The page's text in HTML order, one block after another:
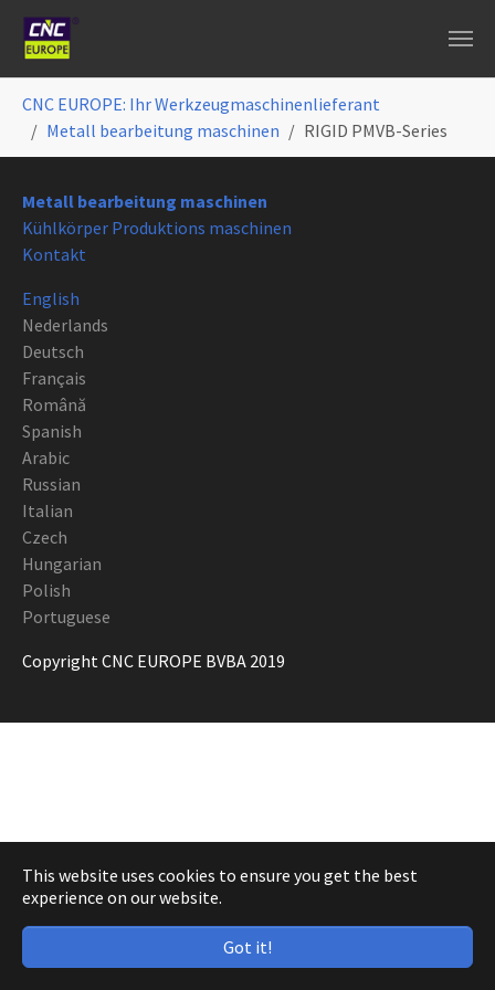
This website uses cookies to ensure you get the best
experience on our website.
Got it!
CNC EUROPE: Ihr Werkzeugmaschinenlieferant
Metall bearbeitung maschinen
RIGID PMVB-Series
Metall bearbeitung maschinen
Kühlkörper Produktions maschinen
Kontakt
English
Nederlands
Deutsch
Français
Română
Spanish
Arabic
Russian
Italian
Czech
Hungarian
Polish
Portuguese
Copyright CNC EUROPE BVBA 2019